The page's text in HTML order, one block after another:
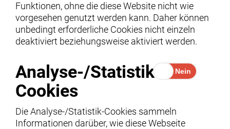
Funktionen, ohne die diese Website nicht wie
vorgesehen genutzt werden kann. Daher können
unbedingt erforderliche Cookies nicht einzeln
deaktiviert beziehungsweise aktiviert werden.
Analyse-/Statistik-
Cookies
Die Analyse-/Statistik-Cookies sammeln
Informationen darüber, wie diese Webseite